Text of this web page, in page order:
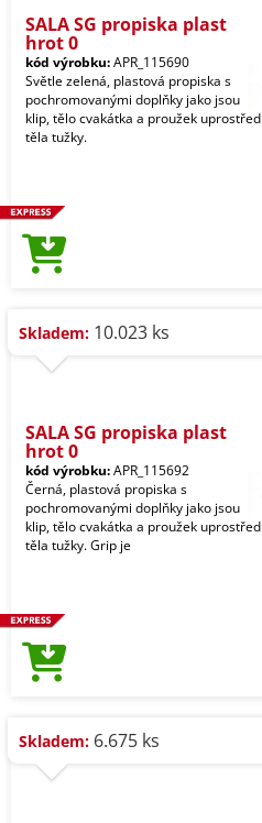
SALA SG propiska plast
hrot 0
kód výrobku:APR_115690
Světle zelená, plastová propiska s
pochromovanými doplňky jako jsou
klip, tělo cvakátka a proužek uprostřed
těla tužky.
Skladem: 10.023 ks
SALA SG propiska plast
hrot 0
kód výrobku:APR_115692
Černá, plastová propiska s
pochromovanými doplňky jako jsou
klip, tělo cvakátka a proužek uprostřed
těla tužky. Grip je
Skladem: 6.675 ks